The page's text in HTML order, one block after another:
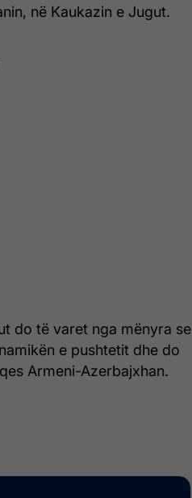
në Kaukazin e Jugut.
do të varet nga mënyra se
e pushtetit dhe do
Armeni-Azerbajxhan.